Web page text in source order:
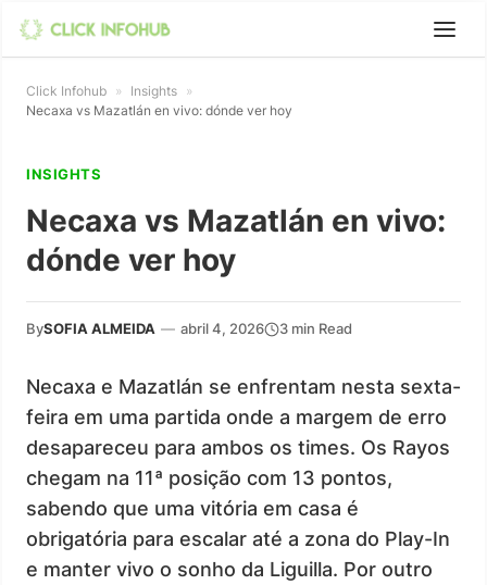
Click Infohub » Insights »
Necaxa vs Mazatlán en vivo: dónde ver hoy
INSIGHTS
Necaxa vs Mazatlán en vivo:
dónde ver hoy
BySOFIA ALMEIDA — abril 4, 2026 3 min Read
Necaxa e Mazatlán se enfrentam nesta sexta-
feira em uma partida onde a margem de erro
desapareceu para ambos os times. Os Rayos
chegam na 11ª posição com 13 pontos,
sabendo que uma vitória em casa é
obrigatória para escalar até a zona do Play-In
e manter vivo o sonho da Liguilla. Por outro